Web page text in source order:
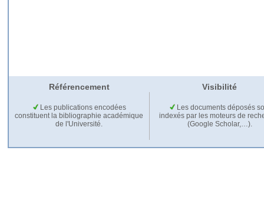
Référencement Visibilité
Les publications encodées
constituent la bibliographie académique
de l'Université.
Les documents déposés
indexés par les moteurs de
(Google Scholar,…).